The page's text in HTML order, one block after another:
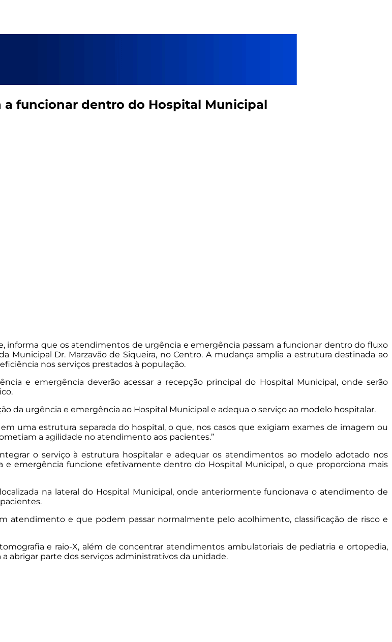
funcionar dentro do Hospital Municipal
informa que os atendimentos de urgência e emergência passam a funcionar dentro do fluxo
Municipal Dr. Marzavão de Siqueira, no Centro. A mudança amplia a estrutura destinada ao
nos serviços prestados à população.
e emergência deverão acessar a recepção principal do Hospital Municipal, onde serão
da urgência e emergência ao Hospital Municipal e adequa o serviço ao modelo hospitalar.
uma estrutura separada do hospital, o que, nos casos que exigiam exames de imagem ou
a agilidade no atendimento aos pacientes.”
o serviço à estrutura hospitalar e adequar os atendimentos ao modelo adotado nos
e emergência funcione efetivamente dentro do Hospital Municipal, o que proporciona mais
na lateral do Hospital Municipal, onde anteriormente funcionava o atendimento de
atendimento e que podem passar normalmente pelo acolhimento, classificação de risco e
e raio-X, além de concentrar atendimentos ambulatoriais de pediatria e ortopedia,
abrigar parte dos serviços administrativos da unidade.